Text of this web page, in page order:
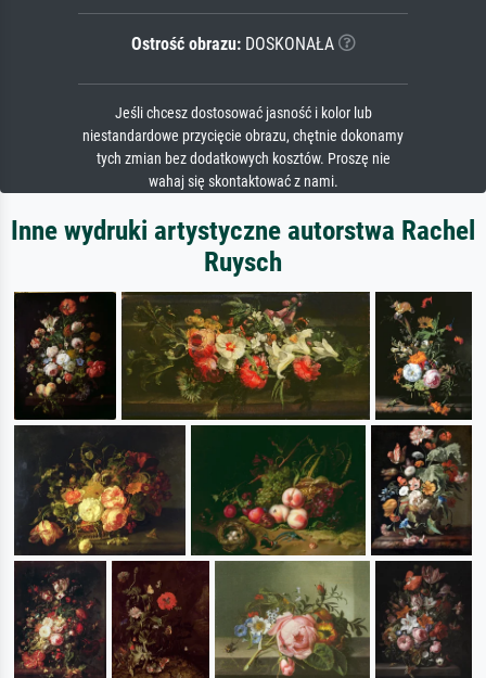
Ostrość obrazu:DOSKONAŁA
Jeśli chcesz dostosować jasność i kolor lub
niestandardowe przycięcie obrazu, chętnie dokonamy
tych zmian bez dodatkowych kosztów. Proszę nie
wahaj się skontaktować z nami.
Inne wydruki artystyczne autorstwa Rachel
Ruysch